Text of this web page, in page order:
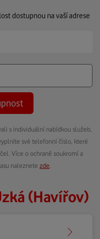
dostupnou na vaší adrese
s individuální nabídkou služeb,
své telefonní číslo, které
Více o ochraně soukromí a
naleznete zde
(Havířov)